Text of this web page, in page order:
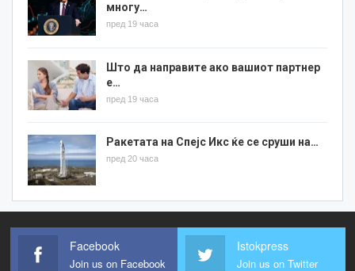
многу…
пред 19 часа
Што да направите ако вашиот партнер
е…
пред 19 часа
Ракетата на Спејс Икс ќе се сруши на…
пред 20 часа
Facebook
Join us on Facebook
Istokpress
Join us on Twitter